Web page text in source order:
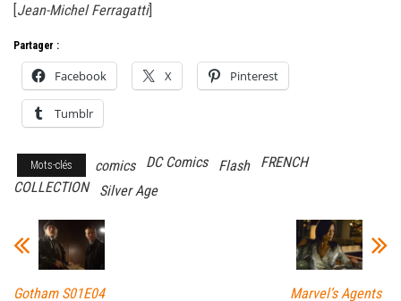
[Jean-Michel Ferragatti]
Partager :
Facebook X Pinterest
Tumblr
Mots-clés comics DC Comics Flash
FRENCH
COLLECTION
Silver Age
Gotham S01E04
Marvel’s Agents